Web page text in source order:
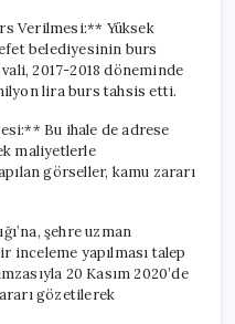
Verilmesi:** Yüksek
belediyesinin burs
2017-2018 döneminde
lira burs tahsis etti.
Bu ihale de adrese
maliyetlerle
görseller, kamu zararı
şehre uzman
yapılması talep
20 Kasım 2020’de
gözetilerek